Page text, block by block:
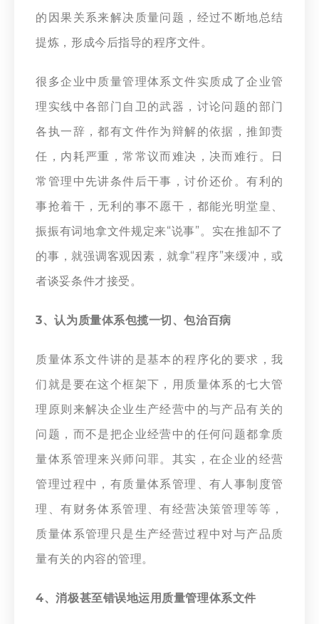
的因果关系来解决质量问题，经过不断地总结
提炼，形成今后指导的程序文件。
很多企业中质量管理体系文件实质成了企业管
理实线中各部门自卫的武器，讨论问题的部门
各执一辞，都有文件作为辩解的依据，推卸责
任，内耗严重，常常议而难决，决而难行。日
常管理中先讲条件后干事，讨价还价。有利的
事抢着干，无利的事不愿干，都能光明堂皇、
振振有词地拿文件规定来“说事”。实在推缷不了
的事，就强调客观因素，就拿“程序”来缓冲，或
者谈妥条件才接受。
3、认为质量体系包揽一切、包治百病
质量体系文件讲的是基本的程序化的要求，我
们就是要在这个框架下，用质量体系的七大管
理原则来解决企业生产经营中的与产品有关的
问题，而不是把企业经营中的任何问题都拿质
量体系管理来兴师问罪。其实，在企业的经营
管理过程中，有质量体系管理、有人事制度管
理、有财务体系管理、有经营决策管理等等，
质量体系管理只是生产经营过程中对与产品质
量有关的内容的管理。
4、消极甚至错误地运用质量管理体系文件